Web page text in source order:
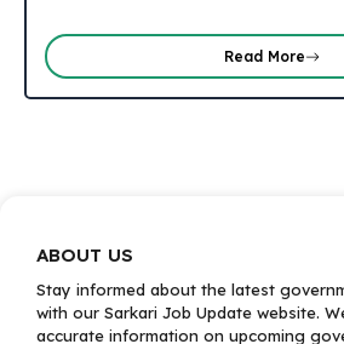
Read More
ABOUT US
Stay informed about the latest
with our Sarkari Job Update website.
accurate information on upcoming